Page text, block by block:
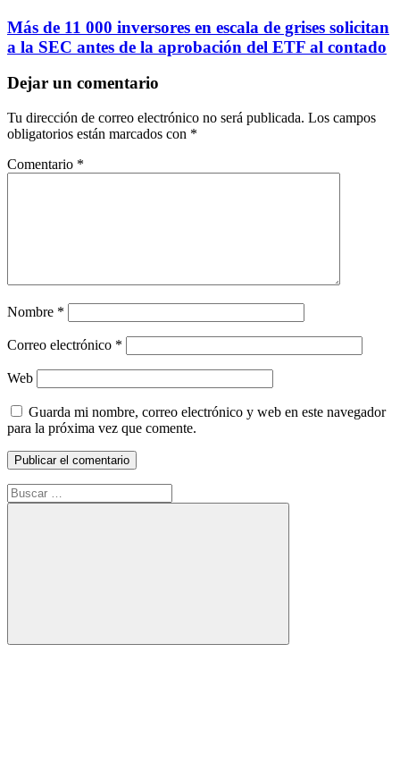
Más de 11 000 inversores en escala de grises solicitan
a la SEC antes de la aprobación del ETF al contado
Dejar un comentario
Tu dirección de correo electrónico no será publicada. Los campos
obligatorios están marcados con *
Comentario *
Nombre *
Correo electrónico *
Web
Guarda mi nombre, correo electrónico y web en este navegador
para la próxima vez que comente.
Buscar:
Buscar